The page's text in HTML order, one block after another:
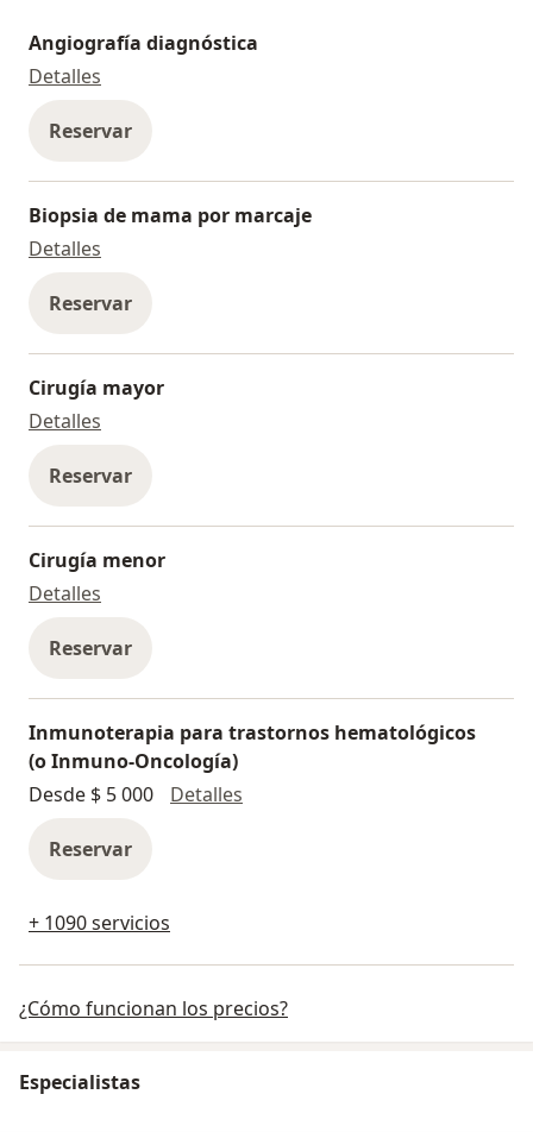
Angiografía diagnóstica
Detalles
Reservar
Biopsia de mama por marcaje
Detalles
Reservar
Cirugía mayor
Detalles
Reservar
Cirugía menor
Detalles
Reservar
Inmunoterapia para trastornos hematológicos
(o Inmuno-Oncología)
Desde $ 5 000
Detalles
Reservar
+ 1090 servicios
¿Cómo funcionan los precios?
Especialistas